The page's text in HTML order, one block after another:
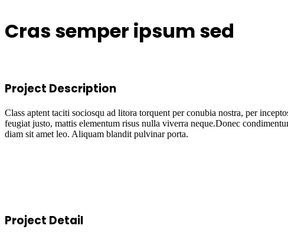
Cras semper ipsum sed
Project Description
Class aptent taciti sociosqu ad litora torquent per conubia nostra, per
feugiat justo, mattis elementum risus nulla viverra neque.Donec
diam sit amet leo. Aliquam blandit pulvinar porta.
Project Detail